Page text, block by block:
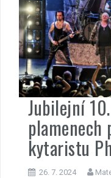
Jubilejní
plamenech
kytaristu
26. 7. 2024